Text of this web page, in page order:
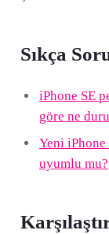
Sıkça
iPhone SE
göre ne
Yeni iPhone
uyumlu mu?